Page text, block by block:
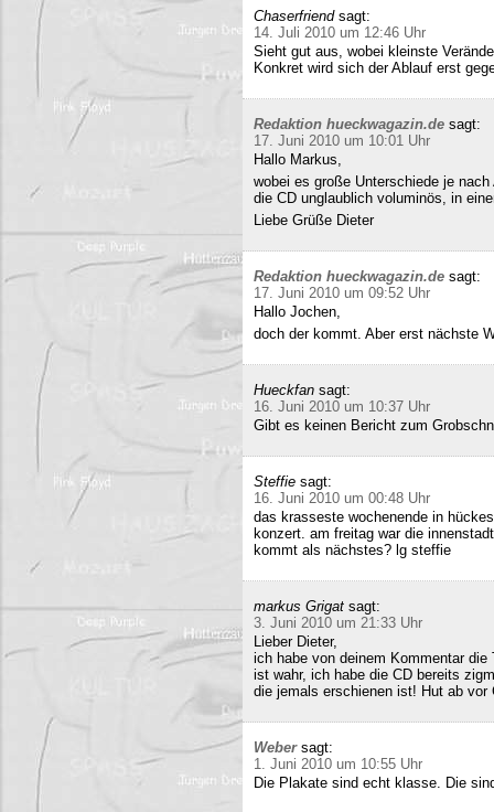
Chaserfriend sagt:
14. Juli 2010 um 12:46 Uhr
Sieht gut aus, wobei kleinste
Konkret wird sich der Ablauf erst
Redaktion hueckwagazin.de sagt:
17. Juni 2010 um 10:01 Uhr
Hallo Markus,
wobei es große Unterschiede je
die CD unglaublich voluminös, in
Liebe Grüße Dieter
Redaktion hueckwagazin.de sagt:
17. Juni 2010 um 09:52 Uhr
Hallo Jochen,
doch der kommt. Aber erst nächste
Hueckfan sagt:
16. Juni 2010 um 10:37 Uhr
Gibt es keinen Bericht zum
Steffie sagt:
16. Juni 2010 um 00:48 Uhr
das krasseste wochenende in
konzert. am freitag war die
kommt als nächstes? lg steffie
markus Grigat sagt:
3. Juni 2010 um 21:33 Uhr
Lieber Dieter,
ich habe von deinem Kommentar
ist wahr, ich habe die CD bereits
die jemals erschienen ist! Hut ab vor
Weber sagt:
1. Juni 2010 um 10:55 Uhr
Die Plakate sind echt klasse. Die